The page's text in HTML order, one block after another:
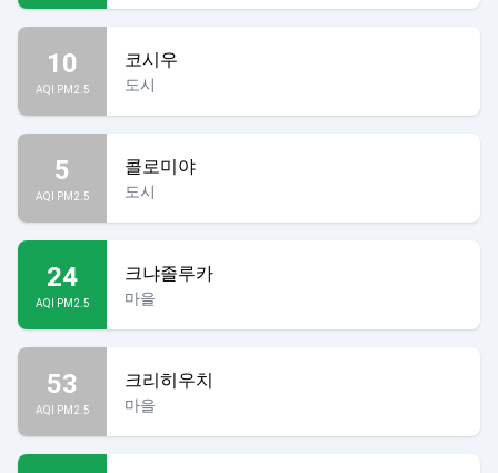
10
AQI PM2.5
코시우
도시
5
AQI PM2.5
콜로미야
도시
24
AQI PM2.5
크냐졸루카
마을
53
AQI PM2.5
크리히우치
마을